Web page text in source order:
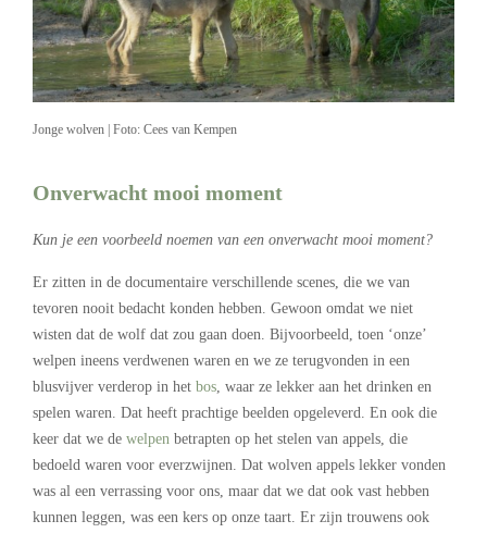
Jonge wolven | Foto: Cees van Kempen
Onverwacht mooi moment
Kun je een voorbeeld noemen van een onverwacht mooi moment?
Er zitten in de documentaire verschillende scenes, die we van
tevoren nooit bedacht konden hebben. Gewoon omdat we niet
wisten dat de wolf dat zou gaan doen. Bijvoorbeeld, toen ‘onze’
welpen ineens verdwenen waren en we ze terugvonden in een
blusvijver verderop in het bos, waar ze lekker aan het drinken en
spelen waren. Dat heeft prachtige beelden opgeleverd. En ook die
keer dat we de welpen betrapten op het stelen van appels, die
bedoeld waren voor everzwijnen. Dat wolven appels lekker vonden
was al een verrassing voor ons, maar dat we dat ook vast hebben
kunnen leggen, was een kers op onze taart. Er zijn trouwens ook